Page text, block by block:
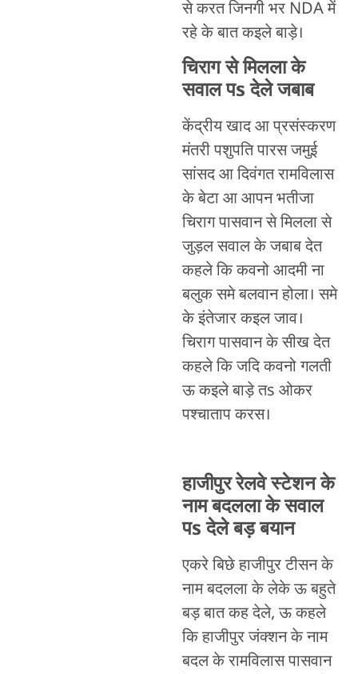
से करत जिनगी भर NDA में
रहे के बात कइले बाड़े।
चिराग से मिलला के
सवाल पs देले जबाब
केंद्रीय खाद आ प्रसंस्करण
मंतरी पशुपति पारस जमुई
सांसद आ दिवंगत रामविलास
के बेटा आ आपन भतीजा
चिराग पासवान से मिलला से
जुड़ल सवाल के जबाब देत
कहले कि कवनो आदमी ना
बलुक समे बलवान होला। समे
के इंतेजार कइल जाव।
चिराग पासवान के सीख देत
कहले कि जदि कवनो गलती
ऊ कइले बाड़े तs ओकर
पश्चाताप करस।
हाजीपुर रेलवे स्टेशन के
नाम बदलला के सवाल
पs देले बड़ बयान
एकरे बिछे हाजीपुर टीसन के
नाम बदलला के लेके ऊ बहुते
बड़ बात कह देले, ऊ कहले
कि हाजीपुर जंक्शन के नाम
बदल के रामविलास पासवान